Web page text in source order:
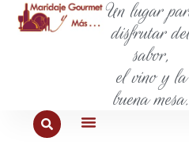
Un lugar
disfrutar
sabor,
el vino y la
buena mesa.